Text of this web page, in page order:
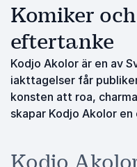
Komiker
eftertanke
Kodjo Akolor är en av
iakttagelser får
konsten att roa,
skapar Kodjo Akolor